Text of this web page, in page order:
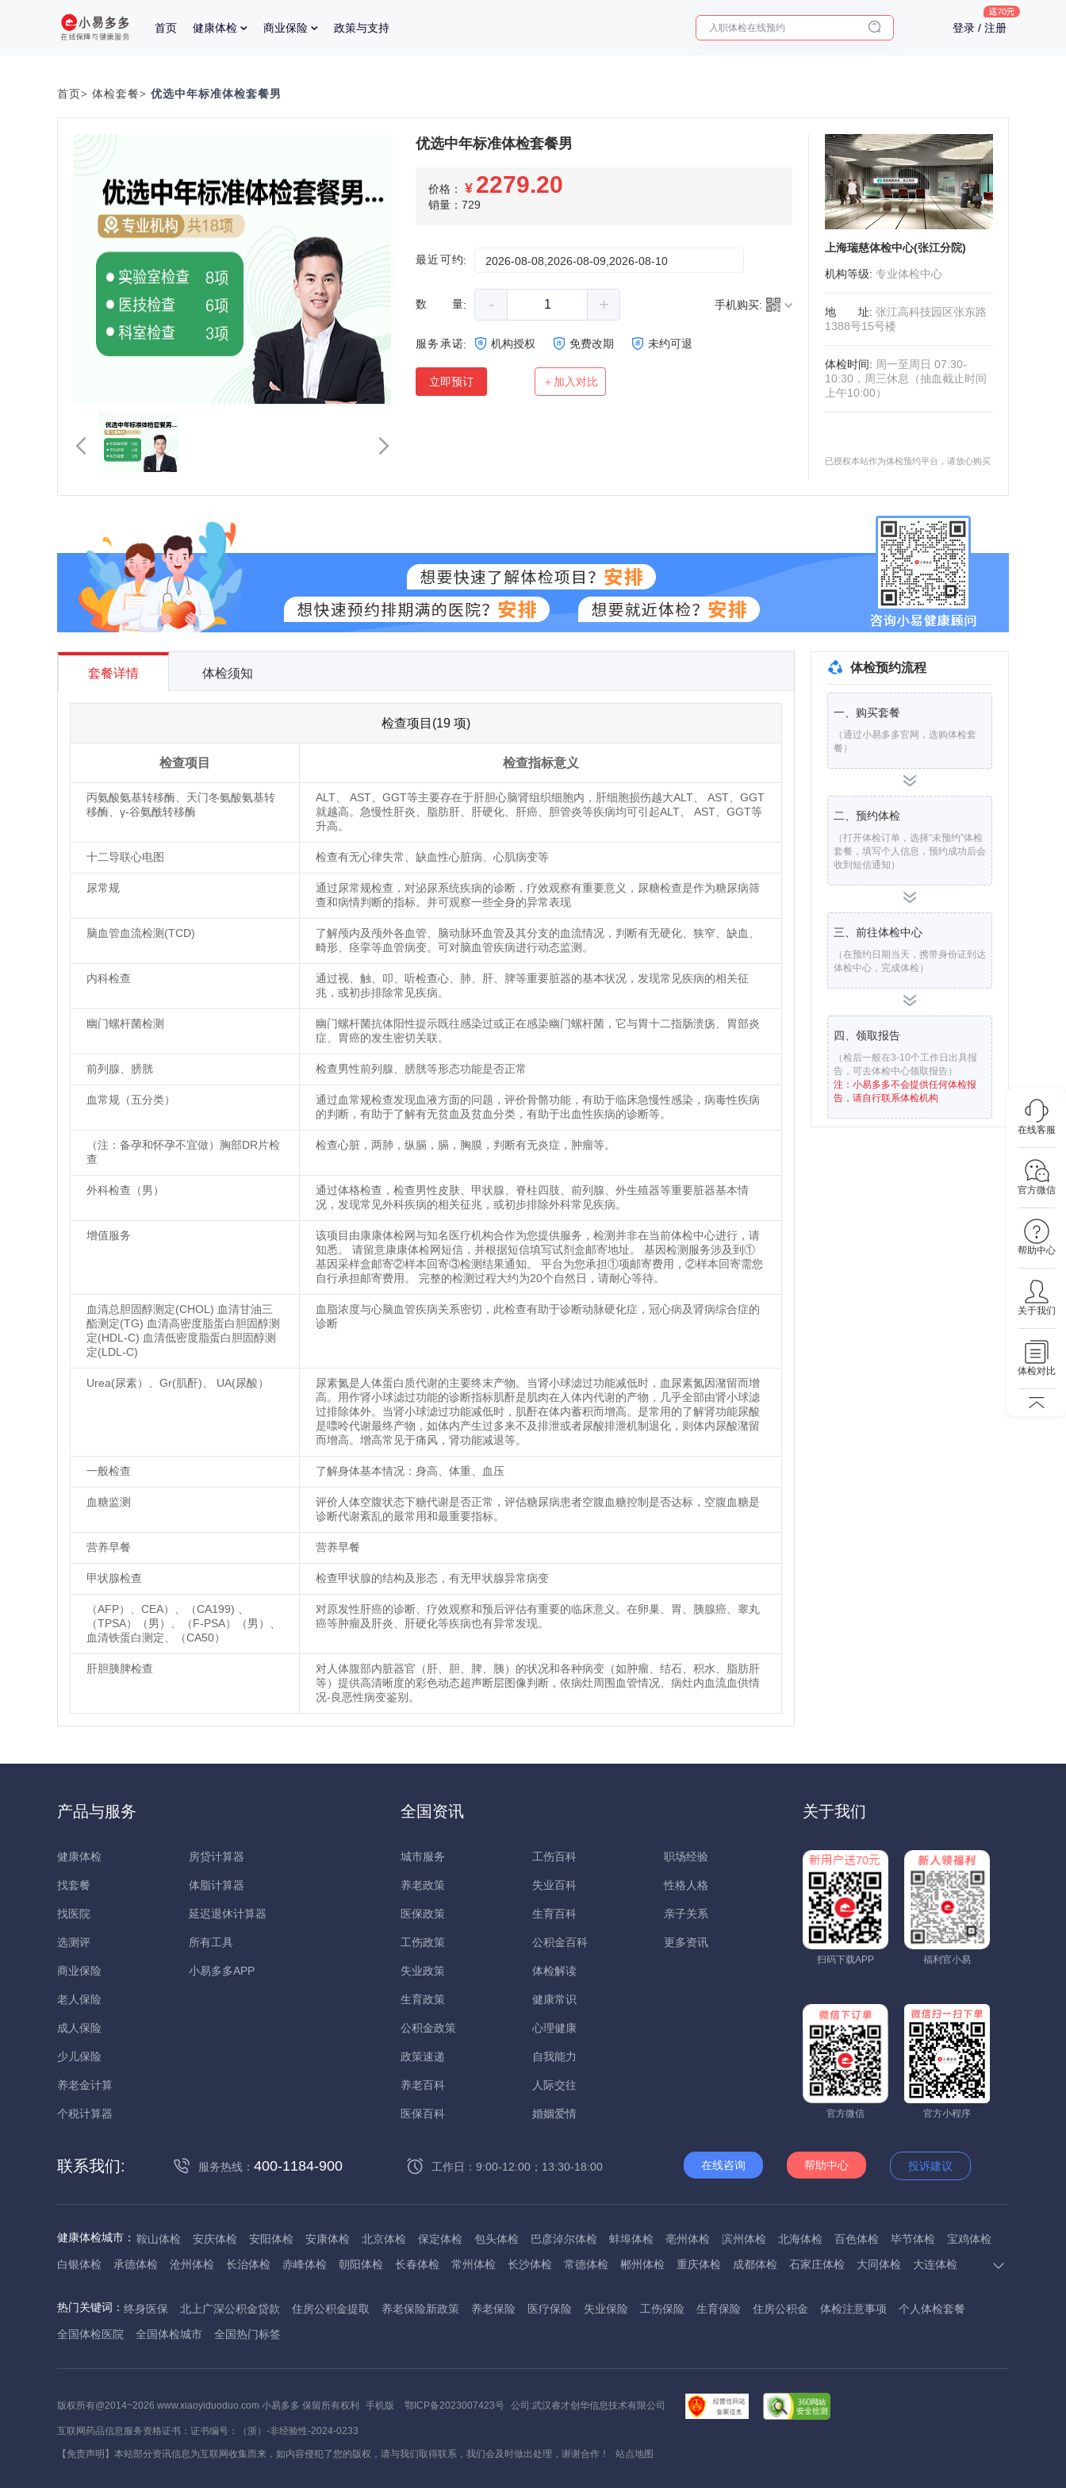
首页 健康体检 商业保险 政策与支持
入职体检在线预约
2025年了，给父母预约体检
登录 / 注册
在线客服
官方微信
帮助中心
关于我们
体检对比
首页> 体检套餐> 优选中年标准体检套餐男
优选中年标准体检套餐男
价格： ¥ 2279.20
销量：729
最近可约: 2026-08-08,2026-08-09,2026-08-10
数量: - + 手机购买:
服务承诺: 机构授权 免费改期 未约可退
立即预订 ＋加入对比
上海瑞慈体检中心(张江分院)
机构等级: 专业体检中心
地址: 张江高科技园区张东路
1388号15号楼
体检时间: 周一至周日 07:30-
10:30，周三休息（抽血截止时间
上午10:00）
已授权本站作为体检预约平台，请放心购买
套餐详情 体检须知
检查项目(19 项)
检查项目 检查指标意义
丙氨酸氨基转移酶、天门冬氨酸氨基转
移酶、γ-谷氨酰转移酶
ALT、 AST、GGT等主要存在于肝胆心脑肾组织细胞内，肝细胞损伤越大ALT、 AST、GGT
就越高。急慢性肝炎、脂肪肝、肝硬化、肝癌、胆管炎等疾病均可引起ALT、 AST、GGT等
升高。
十二导联心电图 检查有无心律失常、缺血性心脏病、心肌病变等
尿常规
通过尿常规检查，对泌尿系统疾病的诊断，疗效观察有重要意义，尿糖检查是作为糖尿病筛
查和病情判断的指标。并可观察一些全身的异常表现
脑血管血流检测(TCD)
了解颅内及颅外各血管、脑动脉环血管及其分支的血流情况，判断有无硬化、狭窄、缺血、
畸形、痉挛等血管病变。可对脑血管疾病进行动态监测。
内科检查
通过视、触、叩、听检查心、肺、肝、脾等重要脏器的基本状况，发现常见疾病的相关征
兆，或初步排除常见疾病。
幽门螺杆菌检测
幽门螺杆菌抗体阳性提示既往感染过或正在感染幽门螺杆菌，它与胃十二指肠溃疡、胃部炎
症、胃癌的发生密切关联。
前列腺、膀胱 检查男性前列腺、膀胱等形态功能是否正常
血常规（五分类）
通过血常规检查发现血液方面的问题，评价骨骼功能，有助于临床急慢性感染，病毒性疾病
的判断，有助于了解有无贫血及贫血分类，有助于出血性疾病的诊断等。
（注：备孕和怀孕不宜做）胸部DR片检
查
检查心脏，两肺，纵膈，膈，胸膜，判断有无炎症，肿瘤等。
外科检查（男）
通过体格检查，检查男性皮肤、甲状腺、脊柱四肢、前列腺、外生殖器等重要脏器基本情
况，发现常见外科疾病的相关征兆，或初步排除外科常见疾病。
增值服务
该项目由康康体检网与知名医疗机构合作为您提供服务，检测并非在当前体检中心进行，请
知悉。 请留意康康体检网短信，并根据短信填写试剂盒邮寄地址。 基因检测服务涉及到①
基因采样盒邮寄②样本回寄③检测结果通知。 平台为您承担①项邮寄费用，②样本回寄需您
自行承担邮寄费用。 完整的检测过程大约为20个自然日，请耐心等待。
血清总胆固醇测定(CHOL) 血清甘油三
酯测定(TG) 血清高密度脂蛋白胆固醇测
定(HDL-C) 血清低密度脂蛋白胆固醇测
定(LDL-C)
血脂浓度与心脑血管疾病关系密切，此检查有助于诊断动脉硬化症，冠心病及肾病综合症的
诊断
Urea(尿素）、Gr(肌酐)、 UA(尿酸）
尿素氮是人体蛋白质代谢的主要终末产物。当肾小球滤过功能减低时，血尿素氮因潴留而增
高。用作肾小球滤过功能的诊断指标肌酐是肌肉在人体内代谢的产物，几乎全部由肾小球滤
过排除体外。当肾小球滤过功能减低时，肌酐在体内蓄积而增高。是常用的了解肾功能尿酸
是嘌呤代谢最终产物，如体内产生过多来不及排泄或者尿酸排泄机制退化，则体内尿酸潴留
而增高。增高常见于痛风，肾功能减退等。
一般检查 了解身体基本情况：身高、体重、血压
血糖监测
评价人体空腹状态下糖代谢是否正常，评估糖尿病患者空腹血糖控制是否达标，空腹血糖是
诊断代谢紊乱的最常用和最重要指标。
营养早餐 营养早餐
甲状腺检查 检查甲状腺的结构及形态，有无甲状腺异常病变
（AFP）、CEA）、（CA199) 、
（TPSA）（男）、（F-PSA）（男）、
血清铁蛋白测定、（CA50）
对原发性肝癌的诊断、疗效观察和预后评估有重要的临床意义。在卵巢、胃、胰腺癌、睾丸
癌等肿瘤及肝炎、肝硬化等疾病也有异常发现。
肝胆胰脾检查
对人体腹部内脏器官（肝、胆、脾、胰）的状况和各种病变（如肿瘤、结石、积水、脂肪肝
等）提供高清晰度的彩色动态超声断层图像判断，依病灶周围血管情况、病灶内血流血供情
况-良恶性病变鉴别。
体检预约流程
一、购买套餐
（通过小易多多官网，选购体检套
餐）
二、预约体检
（打开体检订单，选择“未预约”体检
套餐，填写个人信息，预约成功后会
收到短信通知）
三、前往体检中心
（在预约日期当天，携带身份证到达
体检中心，完成体检）
四、领取报告
（检后一般在3-10个工作日出具报
告，可去体检中心领取报告）
注：小易多多不会提供任何体检报
告，请自行联系体检机构
产品与服务
健康体检
找套餐
找医院
选测评
商业保险
老人保险
成人保险
少儿保险
养老金计算
个税计算器
房贷计算器
体脂计算器
延迟退休计算器
所有工具
小易多多APP
全国资讯
城市服务
养老政策
医保政策
工伤政策
失业政策
生育政策
公积金政策
政策速递
养老百科
医保百科
工伤百科
失业百科
生育百科
公积金百科
体检解读
健康常识
心理健康
自我能力
人际交往
婚姻爱情
职场经验
性格人格
亲子关系
更多资讯
关于我们
扫码下载APP 福利官小易
官方微信 官方小程序
联系我们: 服务热线： 400-1184-900 工作日：9:00-12:00；13:30-18:00 在线咨询 帮助中心 投诉建议
健康体检城市： 鞍山体检 安庆体检 安阳体检 安康体检 北京体检 保定体检 包头体检 巴彦淖尔体检 蚌埠体检 亳州体检 滨州体检 北海体检 百色体检 毕节体检
宝鸡体检
白银体检
承德体检 沧州体检 长治体检 赤峰体检 朝阳体检 长春体检 常州体检 长沙体检 常德体检 郴州体检 重庆体检 成都体检 石家庄体检 大同体检
大连体检
抚州体检
佛山体检 防城港体检 赣州体检 广州体检 桂林体检 贵港体检 广元体检 贵阳体检 红河体检 邯郸体检 衡水体检 呼和浩特体检 呼伦贝尔体检
葫芦岛体检
哈尔滨体检
淮安体检 杭州体检 湖州体检
河池体检
海口体检 汉中体检 晋城体检 晋中体检 锦州体检 吉林体检 齐齐哈尔体检 鸡西体检 嘉兴体检 金华体检 景德镇体检 九江体检 吉安体检 济南体检
济宁体检
廊坊体检 临汾体检 辽阳体检 连云港体检
六盘水体检 兰州体检 陇南体检
热门关键词： 终身医保 北上广深公积金贷款 住房公积金提取 养老保险新政策 养老保险 医疗保险 失业保险 工伤保险 生育保险 住房公积金 体检注意事项
个人体检套餐
全国体检医院
全国体检城市 全国热门标签
版权所有@2014~2026 www.xiaoyiduoduo.com 小易多多 保留所有权利 手机版 鄂ICP备2023007423号 公司:武汉睿才创华信息技术有限公司
互联网药品信息服务资格证书：证书编号：（浙）-非经验性-2024-0233
【免责声明】本站部分资讯信息为互联网收集而来，如内容侵犯了您的版权，请与我们取得联系，我们会及时做出处理，谢谢合作！ 站点地图